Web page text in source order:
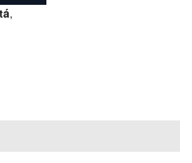
,